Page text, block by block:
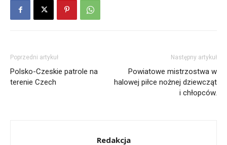
Poprzedni artykuł
Polsko-Czeskie patrole na
terenie Czech
Następny artykuł
Powiatowe mistrzostwa w
halowej piłce nożnej dziewcząt
i chłopców.
Redakcja